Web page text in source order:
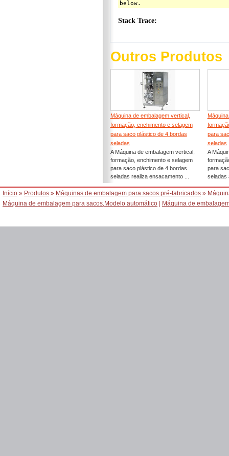
Outros Produtos
Máquina de embalagem vertical,
formação, enchimento e selagem
para saco plástico de 4 bordas
seladas
A Máquina de embalagem vertical,
formação, enchimento e selagem
para saco plástico de 4 bordas
seladas realiza ensacamento ...
para
seladas
A
para
seladas
Início » Produtos » Máquinas de embalagem para sacos pré-fabricados »
Máquina de embalagem para sacos,Modelo automático
Máquina de